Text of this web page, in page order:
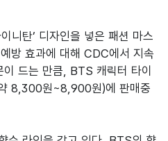
니탄’ 디자인을 넣은 패션 마스
방 효과에 대해 CDC에서 지속
드는 만큼, BTS 캐릭터 타이
8,300원~8,900원)에 판매중